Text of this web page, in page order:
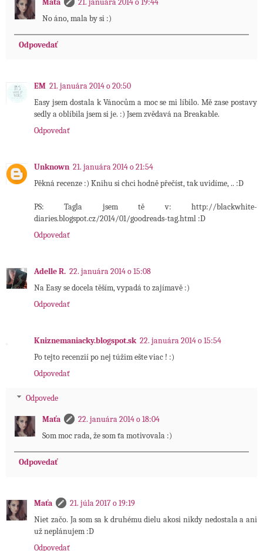
No áno, mala by si :)
Odpovedať
EM 21. januára 2014 o 20:50
Easy jsem dostala k Vánocům a moc se mi líbilo. Mě zase postavy
sedly a oblíbila jsem si je. :) Jsem zvědavá na Breakable.
Odpovedať
Unknown 21. januára 2014 o 21:54
Pěkná recenze :) Knihu si chci hodně přečíst, tak uvidíme, .. :D
PS: Tagla jsem tě v: http://blackwhite-
diaries.blogspot.cz/2014/01/goodreads-tag.html :D
Odpovedať
Adelle R. 22. januára 2014 o 15:08
Na Easy se docela těším, vypadá to zajímavě :)
Odpovedať
Kniznemaniacky.blogspot.sk 22. januára 2014 o 15:54
Po tejto recenzií po nej túžim ešte viac ! :)
Odpovedať
Odpovede
Maťa
22. januára 2014 o 18:04
Som moc rada, že som ťa motivovala :)
Odpovedať
Maťa
21. júla 2017 o 19:19
Niet začo. Ja som sa k druhému dielu akosi nikdy nedostala a ani
už neplánujem :D
Odpovedať